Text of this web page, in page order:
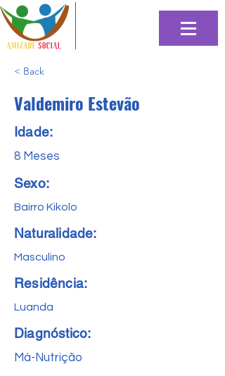
< Back
Valdemiro Estevão
Idade:
8 Meses
Sexo:
Bairro Kikolo
Naturalidade:
Masculino
Residência:
Luanda
Diagnóstico:
Má-Nutrição